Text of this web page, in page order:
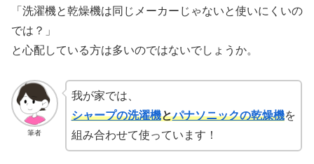
「洗濯機と乾燥機は同じメーカーじゃないと使いにくいの
では？」
と心配している方は多いのではないでしょうか。
筆者
我が家では、
シャープの洗濯機とパナソニックの乾燥機を
組み合わせて使っています！